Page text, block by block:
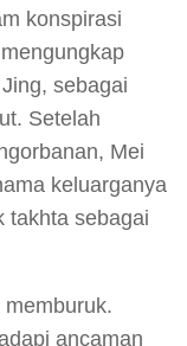
konspirasi
sebagai
Setelah
Mei
keluarganya
takhta sebagai
ancaman